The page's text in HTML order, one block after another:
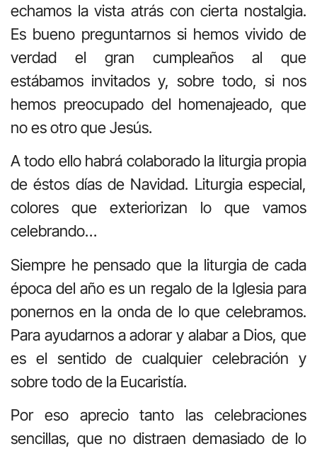
echamos la vista atrás con cierta nostalgia.
Es bueno preguntarnos si hemos vivido de
verdad el gran cumpleaños al que
estábamos invitados y, sobre todo, si nos
hemos preocupado del homenajeado, que
no es otro que Jesús.
A todo ello habrá colaborado la liturgia propia
de éstos días de Navidad. Liturgia especial,
colores que exteriorizan lo que vamos
celebrando…
Siempre he pensado que la liturgia de cada
época del año es un regalo de la Iglesia para
ponernos en la onda de lo que celebramos.
Para ayudarnos a adorar y alabar a Dios, que
es el sentido de cualquier celebración y
sobre todo de la Eucaristía.
Por eso aprecio tanto las celebraciones
sencillas, que no distraen demasiado de lo